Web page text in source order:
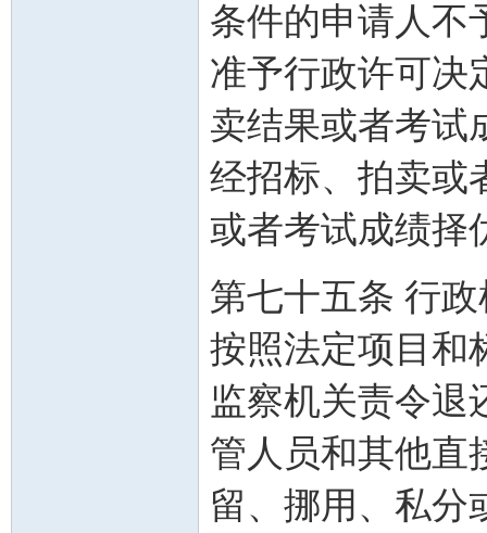
条件的申请人不
准予行政许可决
卖结果或者考试
经招标、拍卖或
或者考试成绩
第七十五条 行
按照法定项目和
监察机关责令退
管人员和其他直
留、挪用、私分